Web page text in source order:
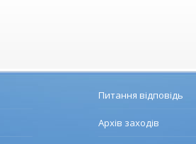
Питання відповідь
Архів заходів